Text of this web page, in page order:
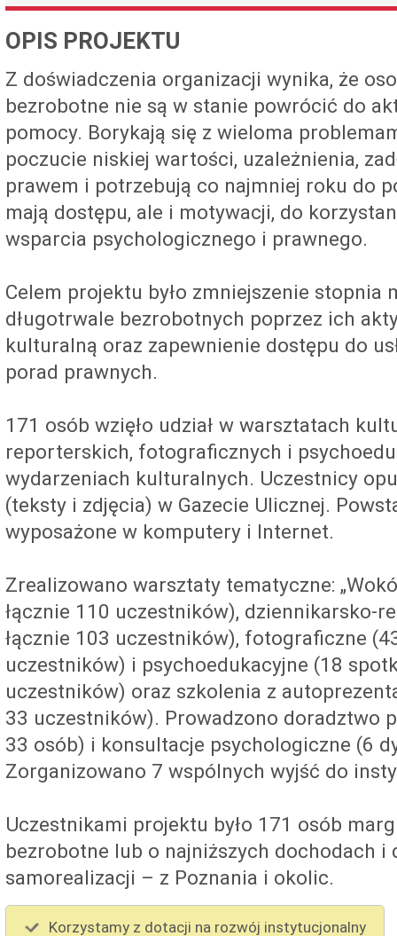
OPIS PROJEKTU
Z doświadczenia organizacji wynika, że
bezrobotne nie są w stanie powrócić do
pomocy. Borykają się z wieloma
poczucie niskiej wartości, uzależnienia,
prawem i potrzebują co najmniej roku do
mają dostępu, ale i motywacji, do
wsparcia psychologicznego i prawnego.
Celem projektu było zmniejszenie stopnia
długotrwale bezrobotnych poprzez ich
kulturalną oraz zapewnienie dostępu do
porad prawnych.
171 osób wzięło udział w warsztatach
reporterskich, fotograficznych i
wydarzeniach kulturalnych. Uczestnicy
(teksty i zdjęcia) w Gazecie Ulicznej.
wyposażone w komputery i Internet.
Zrealizowano warsztaty tematyczne:
łącznie 110 uczestników), dziennikarsko-
łącznie 103 uczestników), fotograficzne
uczestników) i psychoedukacyjne (18
uczestników) oraz szkolenia z
33 uczestników). Prowadzono doradztwo
33 osób) i konsultacje psychologiczne (6
Zorganizowano 7 wspólnych wyjść do
Uczestnikami projektu było 171 osób
bezrobotne lub o najniższych dochodach
samorealizacji – z Poznania i okolic.
Korzystamy z dotacji na rozwój instytucjonalny